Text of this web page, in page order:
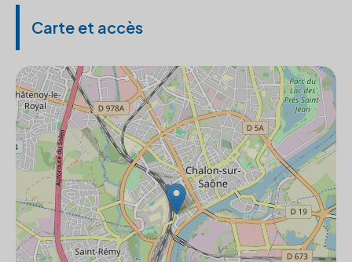
Carte et accès